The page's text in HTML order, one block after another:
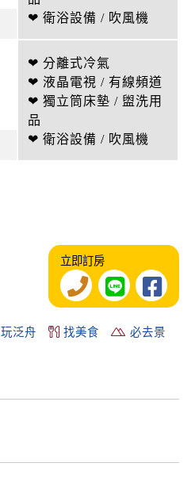
❤ 衛浴設備 / 吹風機
❤ 分離式冷氣
❤ 液晶電視 / 有線頻道
❤ 獨立筒床墊 / 盥洗用
品
❤ 衛浴設備 / 吹風機
立即訂房
玩泛舟 找美食
必去景